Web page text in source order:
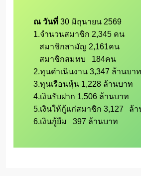
ณ วันที่ 30 มิถุนายน 2569
1.จำนวนสมาชิก 2,345 คน
2.ทุนดำเนินงาน 3,347 ล้านบาท
3.ทุนเรือนหุ้น 1,228 ล้านบาท
4.เงินรับฝาก 1,506 ล้านบาท
5.เงินให้กู้แก่สมาชิก 3,127	ล้านบาท
6.เงินกู้ยืม   397 ล้านบาท